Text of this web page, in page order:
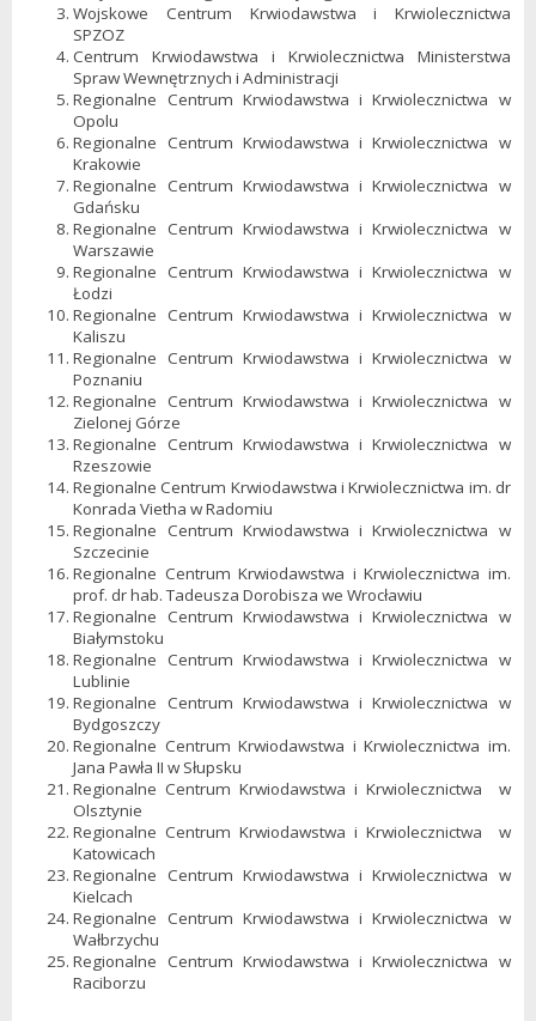
Wojskowe Centrum Krwiodawstwa i Krwiolecznictwa
SPZOZ
Centrum Krwiodawstwa i Krwiolecznictwa Ministerstwa
Spraw Wewnętrznych i Administracji
Regionalne Centrum Krwiodawstwa i Krwiolecznictwa w
Opolu
Regionalne Centrum Krwiodawstwa i Krwiolecznictwa w
Krakowie
Regionalne Centrum Krwiodawstwa i Krwiolecznictwa w
Gdańsku
Regionalne Centrum Krwiodawstwa i Krwiolecznictwa w
Warszawie
Regionalne Centrum Krwiodawstwa i Krwiolecznictwa w
Łodzi
Regionalne Centrum Krwiodawstwa i Krwiolecznictwa w
Kaliszu
Regionalne Centrum Krwiodawstwa i Krwiolecznictwa w
Poznaniu
Regionalne Centrum Krwiodawstwa i Krwiolecznictwa w
Zielonej Górze
Regionalne Centrum Krwiodawstwa i Krwiolecznictwa w
Rzeszowie
Regionalne Centrum Krwiodawstwa i Krwiolecznictwa im. dr
Konrada Vietha w Radomiu
Regionalne Centrum Krwiodawstwa i Krwiolecznictwa w
Szczecinie
Regionalne Centrum Krwiodawstwa i Krwiolecznictwa im.
prof. dr hab. Tadeusza Dorobisza we Wrocławiu
Regionalne Centrum Krwiodawstwa i Krwiolecznictwa w
Białymstoku
Regionalne Centrum Krwiodawstwa i Krwiolecznictwa w
Lublinie
Regionalne Centrum Krwiodawstwa i Krwiolecznictwa w
Bydgoszczy
Regionalne Centrum Krwiodawstwa i Krwiolecznictwa im.
Jana Pawła II w Słupsku
Regionalne Centrum Krwiodawstwa i Krwiolecznictwa w
Olsztynie
Regionalne Centrum Krwiodawstwa i Krwiolecznictwa w
Katowicach
Regionalne Centrum Krwiodawstwa i Krwiolecznictwa w
Kielcach
Regionalne Centrum Krwiodawstwa i Krwiolecznictwa w
Wałbrzychu
Regionalne Centrum Krwiodawstwa i Krwiolecznictwa w
Raciborzu